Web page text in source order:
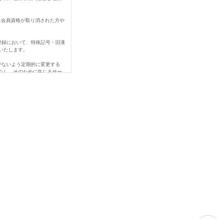
員資格が取り消された方や
において、特殊記号・旧漢
します。
いよう定期的に変更する
し、そのために生じるサー